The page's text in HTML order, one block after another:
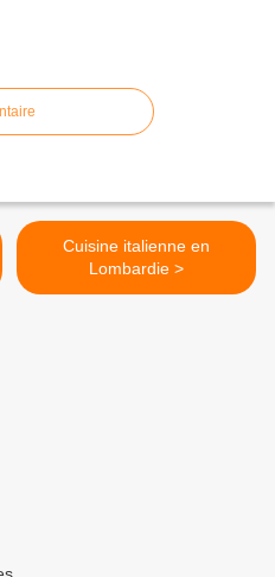
Cuisine italienne en
Lombardie >